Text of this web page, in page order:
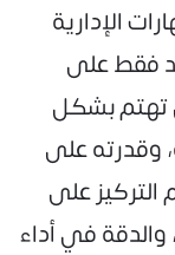
الإدارية
فقط على
تهتم بشكل
وقدرته على
التركيز على
والدقة في أداء